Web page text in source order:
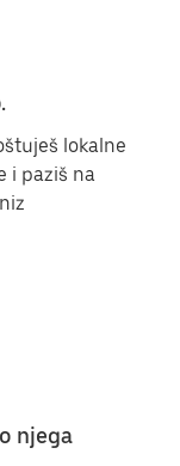
lokalne
i paziš na
njega